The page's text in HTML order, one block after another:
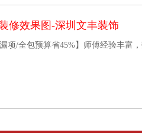
修效果图-深圳文丰装饰
/全包预算省45%】师傅经验丰富